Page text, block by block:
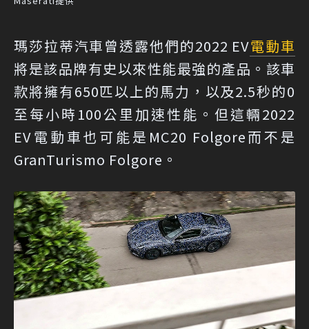
瑪莎拉蒂汽車曾透露他們的2022 EV電動車
將是該品牌有史以來性能最強的產品。該車
款將擁有650匹以上的馬力，以及2.5秒的0
至每小時100公里加速性能。但這輛2022
EV電動車也可能是MC20 Folgore而不是
GranTurismo Folgore。